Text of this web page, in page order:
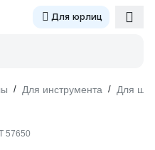
Для юрлиц
/ Для инструмента / Для
57650